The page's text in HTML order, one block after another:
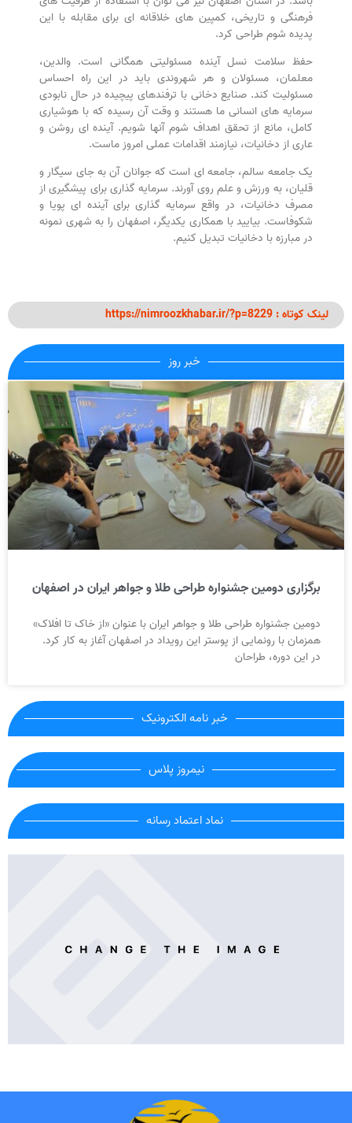
فرهنگی و تاریخی، کمپین های خلاقانه ای برای مقابله با این
پدیده شوم طراحی کرد.
حفظ سلامت نسل آینده مسئولیتی همگانی است. والدین،
معلمان، مسئولان و هر شهروندی باید در این راه احساس
مسئولیت کند. صنایع دخانی با ترفندهای پیچیده در حال نابودی
سرمایه های انسانی ما هستند و وقت آن رسیده که با هوشیاری
کامل، مانع از تحقق اهداف شوم آنها شویم. آینده ای روشن و
عاری از دخانیات، نیازمند اقدامات عملی امروز ماست.
یک جامعه سالم، جامعه ای است که جوانان آن به جای سیگار و
قلیان، به ورزش و علم روی آورند. سرمایه گذاری برای پیشگیری از
مصرف دخانیات، در واقع سرمایه گذاری برای آینده ای پویا و
شکوفاست. بیایید با همکاری یکدیگر، اصفهان را به شهری نمونه
در مبارزه با دخانیات تبدیل کنیم.
لینک کوتاه : https://nimroozkhabar.ir/?p=8229
خبر روز
برگزاری دومین جشنواره طراحی طلا و جواهر ایران در اصفهان
دومین جشنواره طراحی طلا و جواهر ایران با عنوان «از خاک تا افلاک»
همزمان با رونمایی از پوستر این رویداد در اصفهان آغاز به کار کرد.
در این دوره، طراحان
خبر نامه الکترونیک
نیمروز پلاس
نماد اعتماد رسانه